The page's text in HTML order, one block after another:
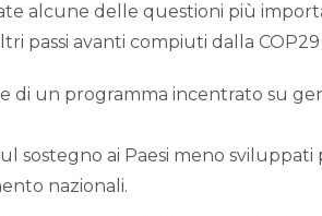
alcune delle questioni più
passi avanti compiuti dalla COP29
di un programma incentrato su
sostegno ai Paesi meno
nazionali.